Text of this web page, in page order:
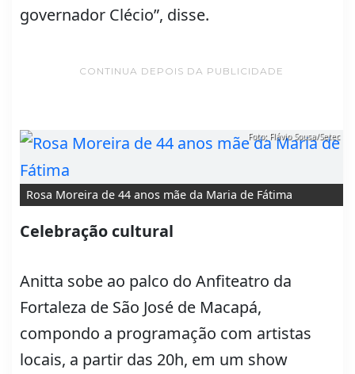
governador Clécio”, disse.
CONTINUA DEPOIS DA PUBLICIDADE
Rosa Moreira de 44 anos mãe da Maria de Fátima
Foto: Flávio Sousa/Setec
Celebração cultural
Anitta sobe ao palco do Anfiteatro da
Fortaleza de São José de Macapá,
compondo a programação com artistas
locais, a partir das 20h, em um show